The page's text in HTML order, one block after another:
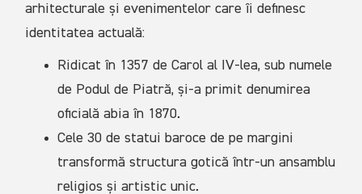
arhitecturale și evenimentelor care îi definesc
identitatea actuală:
Ridicat în 1357 de Carol al IV-lea, sub numele
de Podul de Piatră, și-a primit denumirea
oficială abia în 1870.
Cele 30 de statui baroce de pe margini
transformă structura gotică într-un ansamblu
religios și artistic unic.